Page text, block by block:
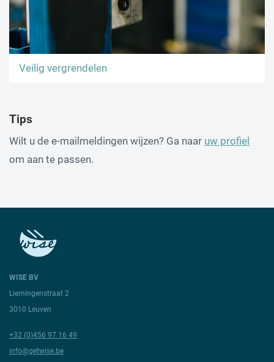
Veilig vergrendelen
Tips
Wilt u de e-mailmeldingen wijzen? Ga naar uw profiel
om aan te passen.
WISE BV
Liemingenstraat 2
3010 Leuven
+32 (0)456 97 16 49
info@getwise.be